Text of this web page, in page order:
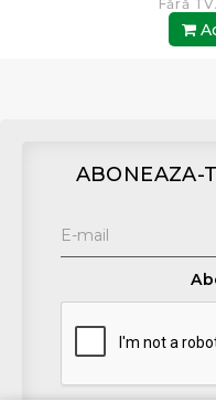
Fără
ABONEAZA-